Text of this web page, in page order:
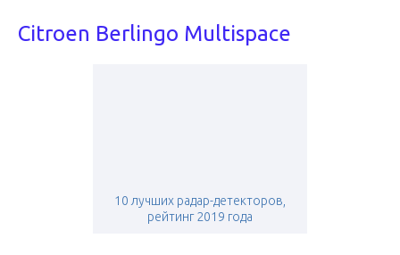
Citroen Berlingo Multispace
10 лучших радар-детекторов,
рейтинг 2019 года